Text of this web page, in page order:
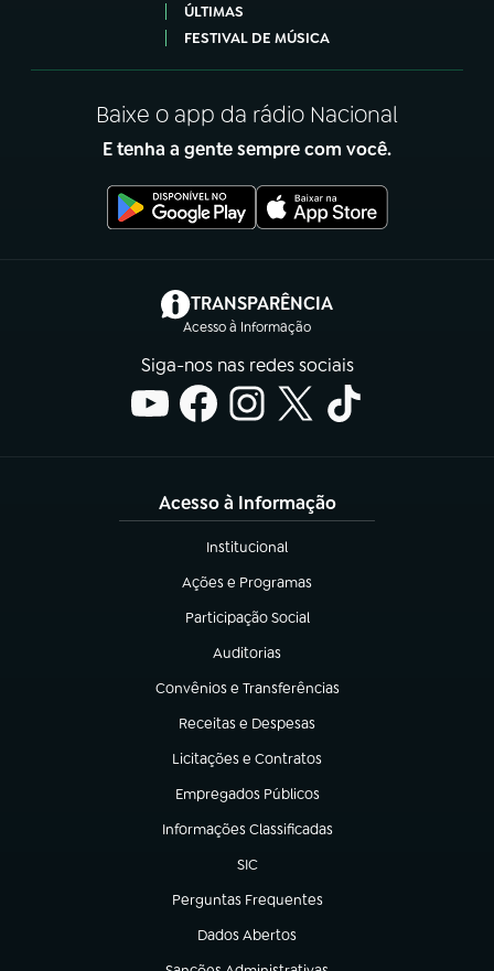
ÚLTIMAS
FESTIVAL DE MÚSICA
Baixe o app da rádio Nacional
E tenha a gente sempre com você.
TRANSPARÊNCIA
Acesso à Informação
(abre em nova aba)
Siga-nos nas redes sociais
Acesso à Informação
Institucional
(abre em nova aba)
Ações e Programas
(abre em nova aba)
Participação Social
(abre em nova aba)
Auditorias
(abre em nova aba)
Convênios e Transferências
(abre em nova aba)
Receitas e Despesas
(abre em nova aba)
Licitações e Contratos
(abre em nova aba)
Empregados Públicos
(abre em nova aba)
Informações Classificadas
(abre em nova aba)
SIC
(abre em nova aba)
Perguntas Frequentes
(abre em nova aba)
Dados Abertos
(abre em nova aba)